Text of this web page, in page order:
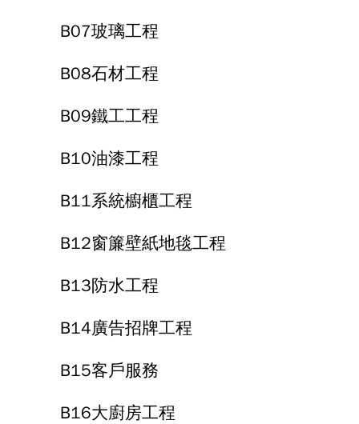
B07玻璃工程
B08石材工程
B09鐵工工程
B10油漆工程
B11系統櫥櫃工程
B12窗簾壁紙地毯工程
B13防水工程
B14廣告招牌工程
B15客戶服務
B16大廚房工程